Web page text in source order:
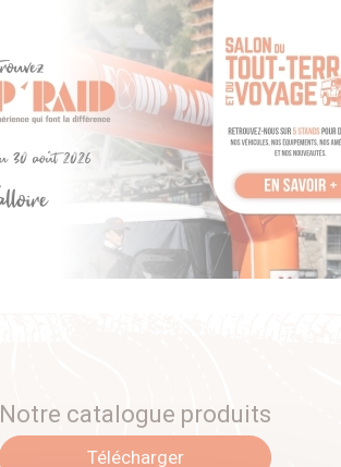
Notre catalogue produits
Télécharger